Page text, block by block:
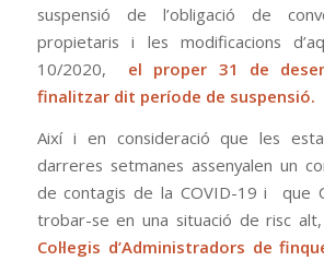
suspensió de l’obligació de
propietaris i les modificacions
10/2020, el proper 31 de
finalitzar dit període de suspensió.
Així i en consideració que les
darreres setmanes assenyalen un
de contagis de la COVID-19 i que
trobar-se en una situació de risc
Col·legis d’Administradors de